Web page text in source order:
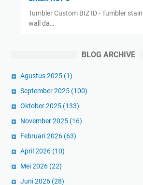
Tumbler Custom BIZ ID - Tumbler
wall da…
BLOG ARCHIVE
Agustus 2025 (1)
September 2025 (100)
Oktober 2025 (133)
November 2025 (16)
Februari 2026 (63)
April 2026 (10)
Mei 2026 (22)
Juni 2026 (28)